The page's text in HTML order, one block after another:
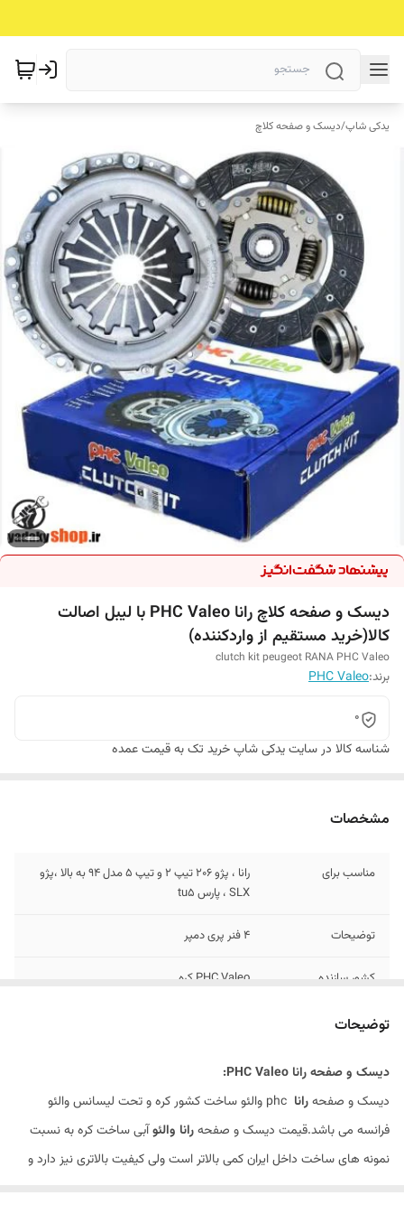
یدکی شاپ/دیسک و صفحه کلاچ
دیسک و صفحه کلاچ رانا PHC Valeo با لیبل اصالت
کالا(خرید مستقیم از واردکننده)
clutch kit peugeot RANA PHC Valeo
برند:PHC Valeo
0
شناسه کالا در سایت یدکی شاپ خرید تک به قیمت عمده
مشخصات
مناسب برای
رانا ، پژو 206 تیپ 2 و تیپ 5 مدل 94 به بالا ،پژو
SLX ، پارس tu5
توضیحات 4 فنر پری دمپر
کشور سازنده PHC Valeo کره
بلبرینگ
گارانتی
توضیحات
دیسک و صفحه رانا PHC Valeo:
دیسک و صفحهرانا
phc والئو ساخت کشور کره و تحت لیسانس والئو
فرانسه می باشد.قیمت دیسک و صفحهرانا والئوآبی ساخت کره به نسبت
نمونه های ساخت داخل ایران کمی بالاتر است ولی کیفیت بالاتری نیز دارد و